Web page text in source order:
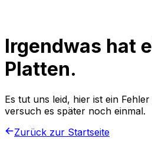
Irgendwas hat
Platten.
Es tut uns leid, hier ist ein
versuch es später noch einmal.
Zurück zur Startseite